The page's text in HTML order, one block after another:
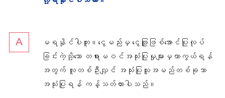
မရနိုင်ပါဘူး။ငွေမည်းမှ ငွေဖြူဖြစ်အောင်ပြုလုပ်
ခြင်းကဲ့သို့သော တရားမဝင်အသုံးပြုမှုများမှကာကွယ်ရန်
အတွက် လူတစ်ဦးလျှင် အသုံးပြုသူအမည်တစ်ခုသာ
အသုံးပြုရန် ကန့်သတ်ထားပါသည်။